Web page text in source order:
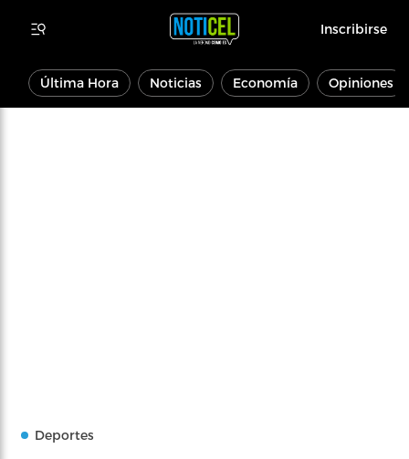
Inscribirse
Última Hora Noticias Economía Opiniones
Deportes